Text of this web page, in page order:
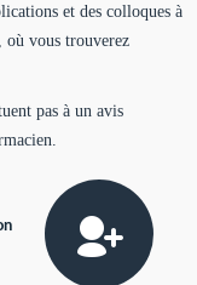
et des colloques à
où vous trouverez
pas à un avis